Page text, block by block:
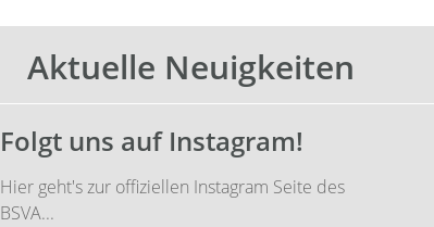
Aktuelle Neuigkeiten
Folgt uns auf Instagram!
Hier geht's zur offiziellen Instagram Seite des
BSVA...